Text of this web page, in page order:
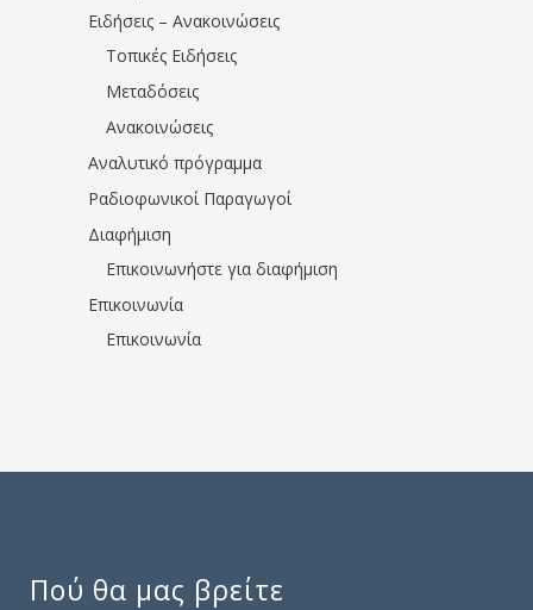
Ειδήσεις – Ανακοινώσεις
Τοπικές Ειδήσεις
Μεταδόσεις
Ανακοινώσεις
Αναλυτικό πρόγραμμα
Ραδιοφωνικοί Παραγωγοί
Διαφήμιση
Επικοινωνήστε για διαφήμιση
Επικοινωνία
Επικοινωνία
Πού θα μας βρείτε